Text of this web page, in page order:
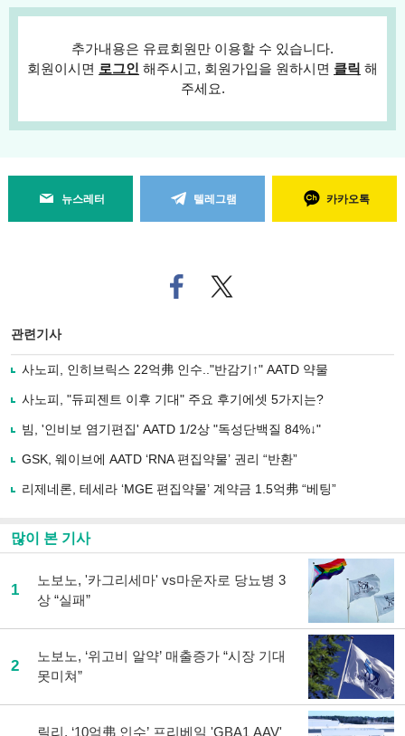
추가내용은 유료회원만 이용할 수 있습니다.
회원이시면 로그인 해주시고, 회원가입을 원하시면 클릭 해
주세요.
뉴스레터 텔레그램 카카오톡
페
이
로
기
사
유
기
트위
터로
관련기사
사노피, 인히브릭스 22억弗 인수.."반감기↑" AATD 약물
사노피, "듀피젠트 이후 기대" 주요 후기에셋 5가지는?
빔, '인비보 염기편집' AATD 1/2상 "독성단백질 84%↓"
GSK, 웨이브에 AATD ‘RNA 편집약물’ 권리 “반환”
리제네론, 테세라 ‘MGE 편집약물’ 계약금 1.5억弗 “베팅”
많이 본 기사
1
노보노, '카그리세마' vs마운자로 당뇨병 3
상 “실패”
2
노보노, ‘위고비 알약’ 매출증가 “시장 기대
못미쳐”
릴리, ‘10억弗 인수’ 프리베일 'GBA1 AAV'